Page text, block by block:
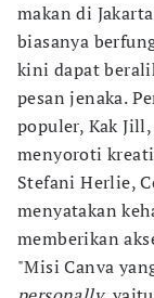
makan di
biasanya
kini dapat
pesan jenaka.
populer, Kak
menyoroti
Stefani Herlie,
menyatakan
memberikan
"Misi Canva